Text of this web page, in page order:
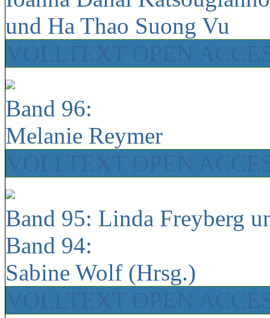
und Ha Thao Suong Vu
Band 96:
Melanie Reymer
Band 95: Linda Freyberg
Band 94:
Sabine Wolf (Hrsg.)